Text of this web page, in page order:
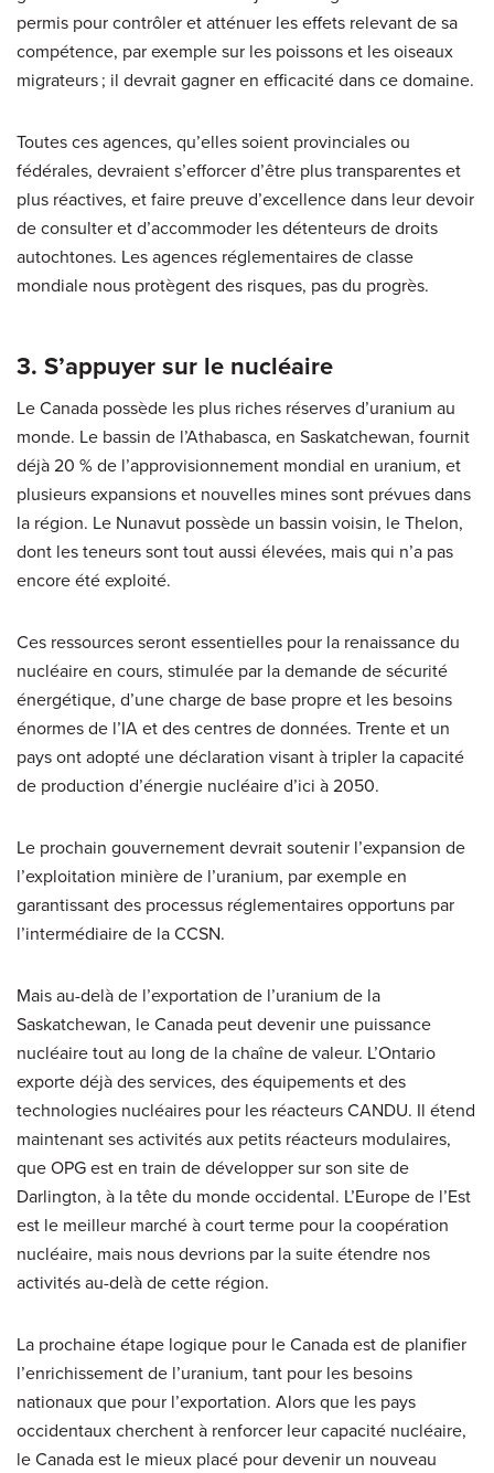
permis pour contrôler et atténuer les effets relevant de sa
compétence, par exemple sur les poissons et les oiseaux
migrateurs ; il devrait gagner en efficacité dans ce domaine.
Toutes ces agences, qu’elles soient provinciales ou
fédérales, devraient s’efforcer d’être plus transparentes et
plus réactives, et faire preuve d’excellence dans leur devoir
de consulter et d’accommoder les détenteurs de droits
autochtones. Les agences réglementaires de classe
mondiale nous protègent des risques, pas du progrès.
3. S’appuyer sur le nucléaire
Le Canada possède les plus riches réserves d’uranium au
monde. Le bassin de l’Athabasca, en Saskatchewan, fournit
déjà 20 % de l’approvisionnement mondial en uranium, et
plusieurs expansions et nouvelles mines sont prévues dans
la région. Le Nunavut possède un bassin voisin, le Thelon,
dont les teneurs sont tout aussi élevées, mais qui n’a pas
encore été exploité.
Ces ressources seront essentielles pour la renaissance du
nucléaire en cours, stimulée par la demande de sécurité
énergétique, d’une charge de base propre et les besoins
énormes de l’IA et des centres de données. Trente et un
pays ont adopté une déclaration visant à tripler la capacité
de production d’énergie nucléaire d’ici à 2050.
Le prochain gouvernement devrait soutenir l’expansion de
l’exploitation minière de l’uranium, par exemple en
garantissant des processus réglementaires opportuns par
l’intermédiaire de la CCSN.
Mais au-delà de l’exportation de l’uranium de la
Saskatchewan, le Canada peut devenir une puissance
nucléaire tout au long de la chaîne de valeur. L’Ontario
exporte déjà des services, des équipements et des
technologies nucléaires pour les réacteurs CANDU. Il étend
maintenant ses activités aux petits réacteurs modulaires,
que OPG est en train de développer sur son site de
Darlington, à la tête du monde occidental. L’Europe de l’Est
est le meilleur marché à court terme pour la coopération
nucléaire, mais nous devrions par la suite étendre nos
activités au-delà de cette région.
La prochaine étape logique pour le Canada est de planifier
l’enrichissement de l’uranium, tant pour les besoins
nationaux que pour l’exportation. Alors que les pays
occidentaux cherchent à renforcer leur capacité nucléaire,
le Canada est le mieux placé pour devenir un nouveau